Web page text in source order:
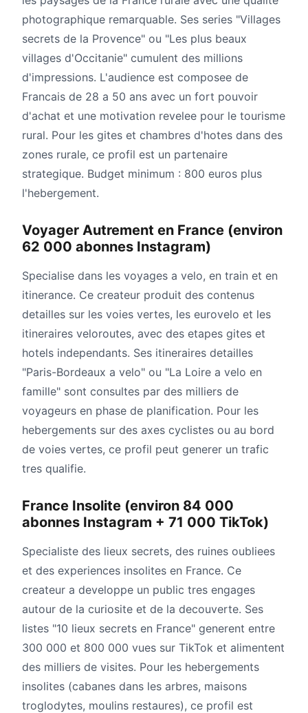
photographique remarquable. Ses series "Villages
secrets de la Provence" ou "Les plus beaux
villages d'Occitanie" cumulent des millions
d'impressions. L'audience est composee de
Francais de 28 a 50 ans avec un fort pouvoir
d'achat et une motivation revelee pour le tourisme
rural. Pour les gites et chambres d'hotes dans des
zones rurale, ce profil est un partenaire
strategique. Budget minimum : 800 euros plus
l'hebergement.
Voyager Autrement en France (environ
62 000 abonnes Instagram)
Specialise dans les voyages a velo, en train et en
itinerance. Ce createur produit des contenus
detailles sur les voies vertes, les eurovelo et les
itineraires veloroutes, avec des etapes gites et
hotels independants. Ses itineraires detailles
"Paris-Bordeaux a velo" ou "La Loire a velo en
famille" sont consultes par des milliers de
voyageurs en phase de planification. Pour les
hebergements sur des axes cyclistes ou au bord
de voies vertes, ce profil peut generer un trafic
tres qualifie.
France Insolite (environ 84 000
abonnes Instagram + 71 000 TikTok)
Specialiste des lieux secrets, des ruines oubliees
et des experiences insolites en France. Ce
createur a developpe un public tres engages
autour de la curiosite et de la decouverte. Ses
listes "10 lieux secrets en France" generent entre
300 000 et 800 000 vues sur TikTok et alimentent
des milliers de visites. Pour les hebergements
insolites (cabanes dans les arbres, maisons
troglodytes, moulins restaures), ce profil est